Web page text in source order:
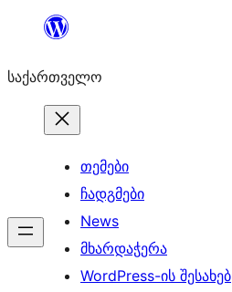
შიგთავსზე
საქართველო
თემები
ჩადგმები
News
მხარდაჭერა
WordPress-ის შესახებ